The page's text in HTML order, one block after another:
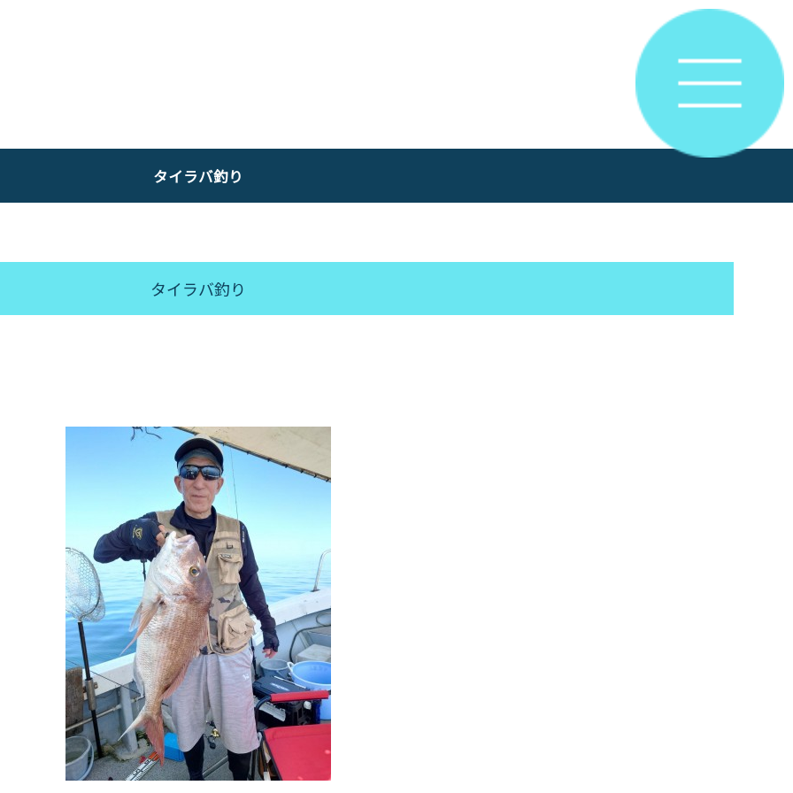
タイラバ釣り
タイラバ釣り